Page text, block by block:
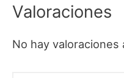
Valoraciones
No hay valoraciones